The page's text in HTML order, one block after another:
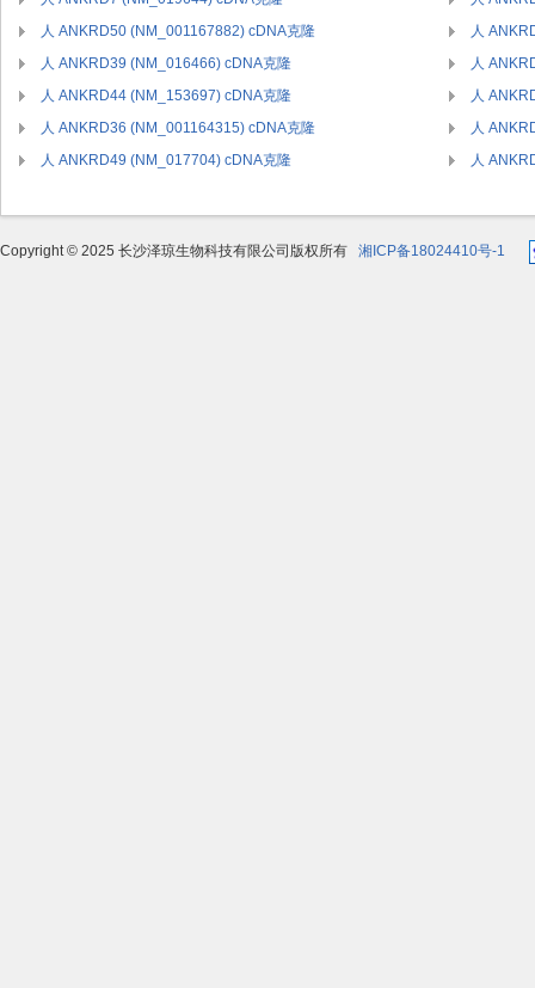
人 ANKRD50 (NM_001167882) cDNA克隆
人
人 ANKRD39 (NM_016466) cDNA克隆
人
人 ANKRD44 (NM_153697) cDNA克隆
人
人 ANKRD36 (NM_001164315) cDNA克隆
人
人 ANKRD49 (NM_017704) cDNA克隆
人
Copyright © 2025 长沙泽琼生物科技有限公司版权所有 湘ICP备18024410号-1